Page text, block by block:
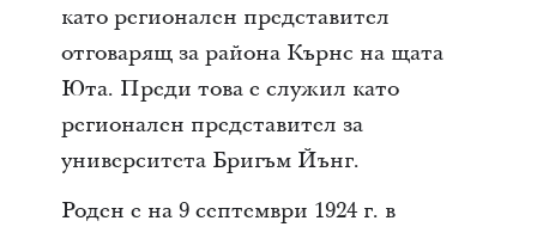
като регионален представител
отговарящ за района Кърнс на щата
Юта. Преди това е служил като
регионален представител за
университета Бригъм Йънг.
Роден е на 9 септември 1924 г. в